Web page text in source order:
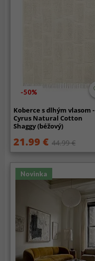
-50%
Koberce s dlhým vlasom -
Cyrus Natural Cotton
Shaggy (béžový)
21.99 € 44.99 €
Novinka